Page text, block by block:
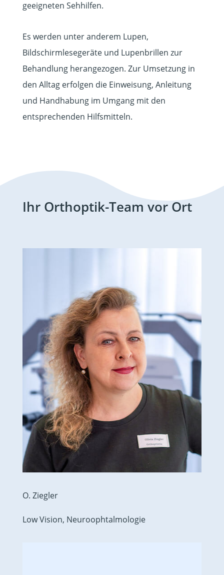
geeigneten Sehhilfen.
Es werden unter anderem Lupen,
Bildschirmlesegeräte und Lupenbrillen zur
Behandlung herangezogen. Zur Umsetzung in
den Alltag erfolgen die Einweisung, Anleitung
und Handhabung im Umgang mit den
entsprechenden Hilfsmitteln.
Ihr Orthoptik-Team vor Ort
O. Ziegler
Low Vision, Neuroophtalmologie